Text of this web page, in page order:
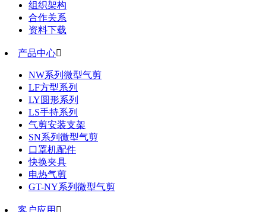
组织架构
合作关系
资料下载
产品中心
NW系列微型气剪
LF方型系列
LY圆形系列
LS手持系列
气剪安装支架
SN系列微型气剪
口罩机配件
快换夹具
电热气剪
GT-NY系列微型气剪
客户应用 